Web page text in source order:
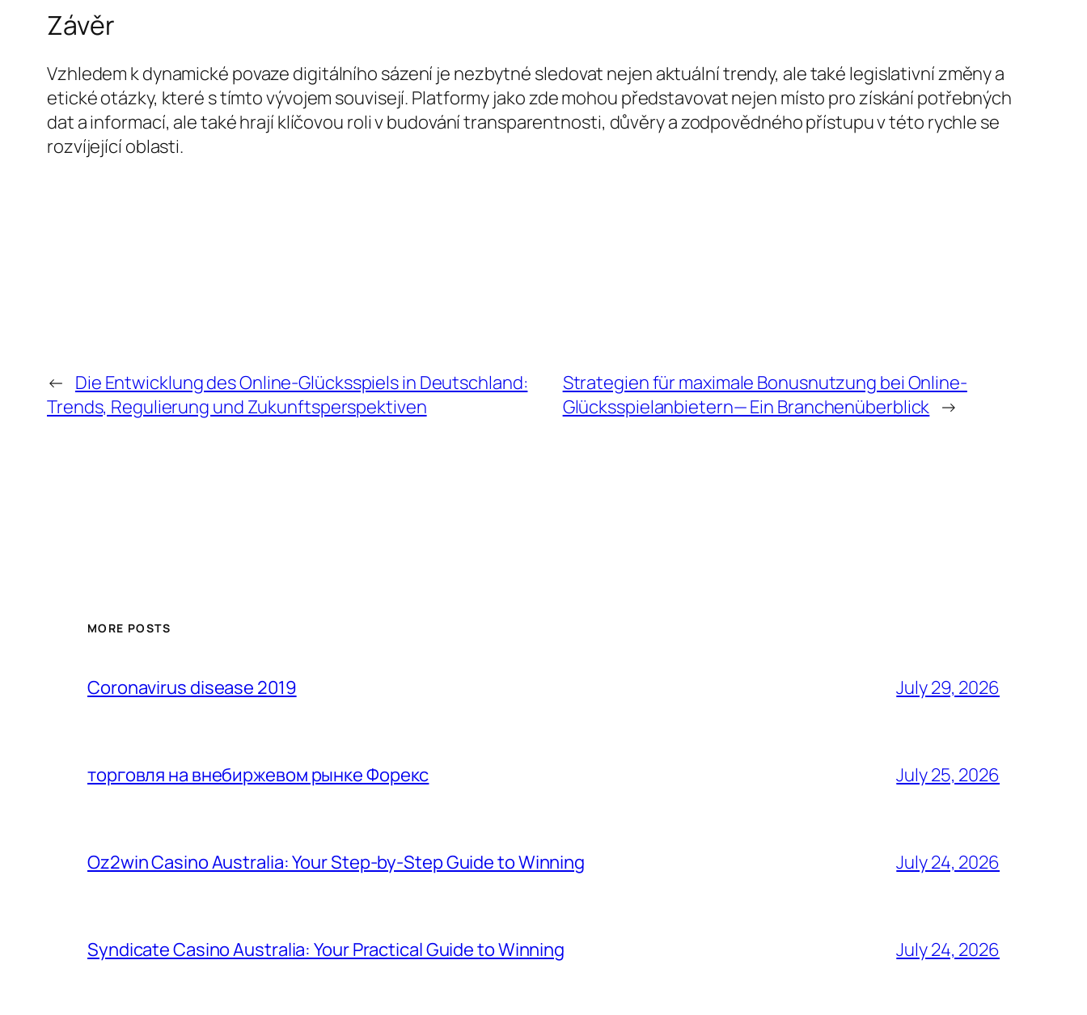
Závěr
Vzhledem k dynamické povaze digitálního sázení je nezbytné sledovat nejen aktuální trendy, ale také legislativní změny a
etické otázky, které s tímto vývojem souvisejí. Platformy jako zde mohou představovat nejen místo pro získání potřebných
dat a informací, ale také hrají klíčovou roli v budování transparentnosti, důvěry a zodpovědného přístupu v této rychle se
rozvíjející oblasti.
← Die Entwicklung des Online-Glücksspiels in Deutschland:
Trends, Regulierung und Zukunftsperspektiven
Strategien für maximale Bonusnutzung bei Online-
Glücksspielanbietern— Ein Branchenüberblick →
MORE POSTS
Coronavirus disease 2019 July 29, 2026
торговля на внебиржевом рынке Форекс July 25, 2026
Oz2win Casino Australia: Your Step-by-Step Guide to Winning July 24, 2026
Syndicate Casino Australia: Your Practical Guide to Winning July 24, 2026